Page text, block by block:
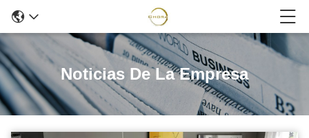
Noticias De La Empresa